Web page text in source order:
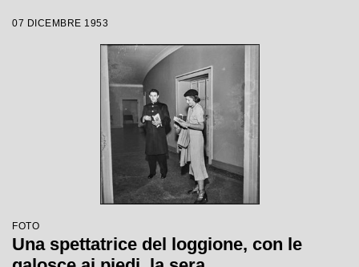
Catalani, diretta da Carlo Maria Giulini,
con la regia di Tatiana Pavlova
07 DICEMBRE 1953
FOTO
Una spettatrice del loggione, con le